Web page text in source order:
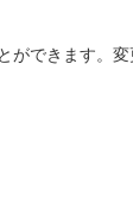
ができます。